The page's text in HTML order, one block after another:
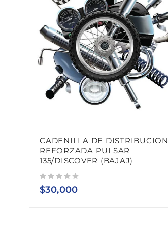
CADENILLA DE DISTRIBUCION
REFORZADA PULSAR
135/DISCOVER (BAJAJ)
$30,000